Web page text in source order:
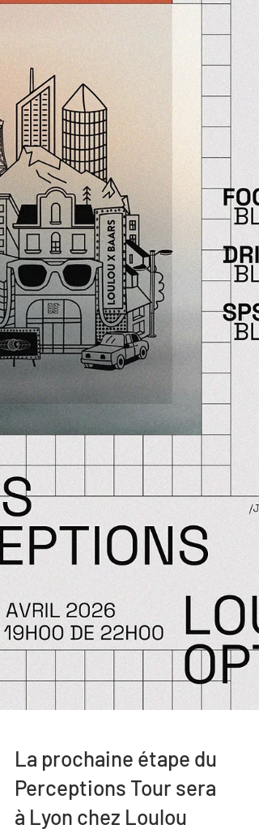
élégance discrète, Denis soit soigner son
Il faut dire qu’il connaît la mode. Depuis 40
il chausse ces dames avec les plus belles
marques de créateurs, dans un magasin dont
le nom est à lui seul une invitation à l’évasion :
« Pas de printemps pour Marnie ».